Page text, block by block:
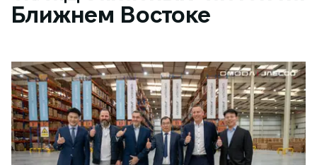
Ближнем Востоке